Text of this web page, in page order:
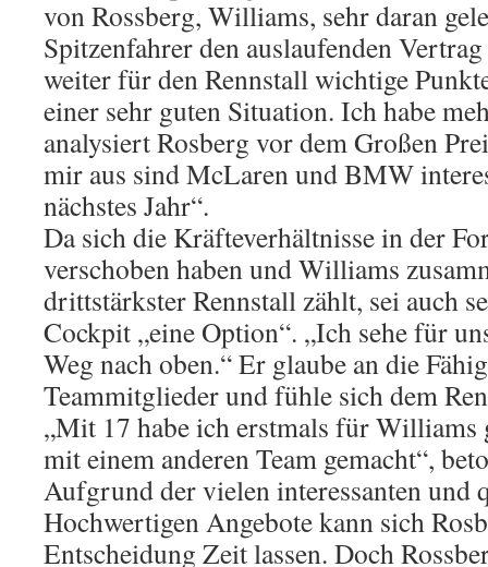
von Rossberg, Williams, sehr daran
Spitzenfahrer den auslaufenden
weiter für den Rennstall wichtige
einer sehr guten Situation. Ich habe
analysiert Rosberg vor dem Großen
mir aus sind McLaren und BMW
nächstes Jahr“.
Da sich die Kräfteverhältnisse in der
verschoben haben und Williams
drittstärkster Rennstall zählt, sei auch
Cockpit „eine Option“. „Ich sehe für
Weg nach oben.“ Er glaube an die
Teammitglieder und fühle sich dem
„Mit 17 habe ich erstmals für Williams
mit einem anderen Team gemacht“,
Aufgrund der vielen interessanten und
Hochwertigen Angebote kann sich
Entscheidung Zeit lassen. Doch